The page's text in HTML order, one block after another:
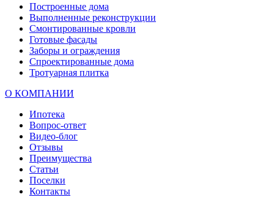
Построенные дома
Выполненные реконструкции
Смонтированные кровли
Готовые фасады
Заборы и ограждения
Спроектированные дома
Тротуарная плитка
О КОМПАНИИ
Ипотека
Вопрос-ответ
Видео-блог
Отзывы
Преимущества
Статьи
Поселки
Контакты